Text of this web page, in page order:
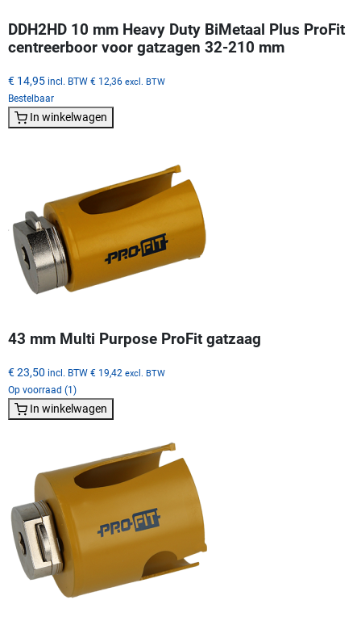
DDH2HD 10 mm Heavy Duty BiMetaal Plus ProFit
centreerboor voor gatzagen 32-210 mm
€ 14,95 incl. BTW € 12,36 excl. BTW
Bestelbaar
In winkelwagen
43 mm Multi Purpose ProFit gatzaag
€ 23,50 incl. BTW € 19,42 excl. BTW
Op voorraad (1)
In winkelwagen